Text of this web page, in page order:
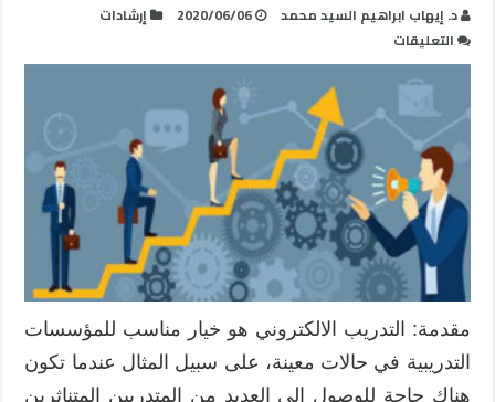
د. إيهاب ابراهيم السيد محمد 2020/06/06
إرشادات
التعليقات
التدريب
الالكتروني
وتحول
مؤسسات
التدريب
إليه
تدريجياً
مغلقة
مقدمة: التدريب الالكتروني هو خيار مناسب للمؤسسات
التدريبية في حالات معينة، على سبيل المثال عندما تكون
هناك حاجة للوصول إلى العديد من المتدربين المتناثرين